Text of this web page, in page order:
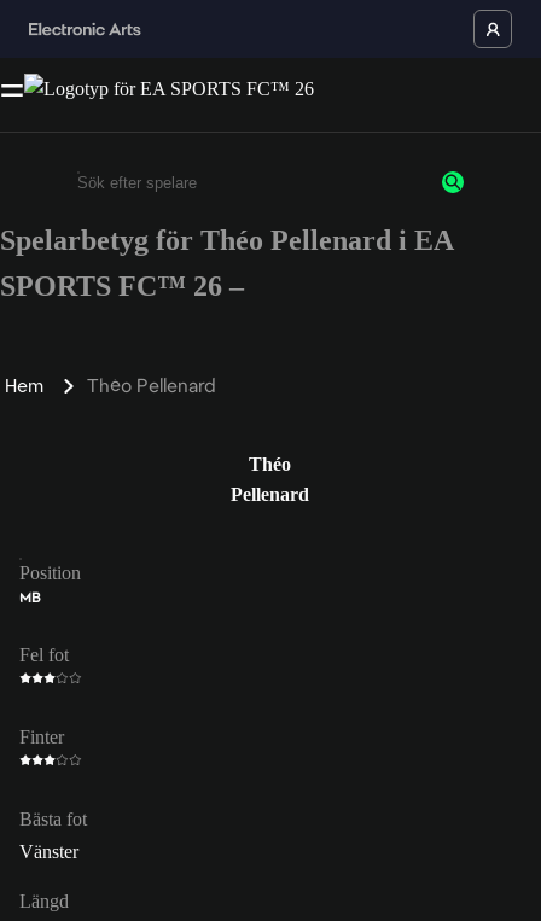
Ange minst 3 tecken eller siffror
Spelarbetyg för Théo Pellenard i EA
SPORTS FC™ 26 –
Hem Théo Pellenard
Théo
Pellenard
Position
MB
Fel fot
Finter
Bästa fot
Vänster
Längd